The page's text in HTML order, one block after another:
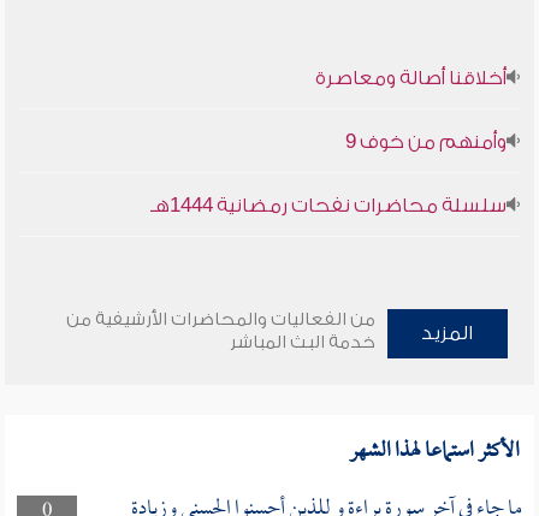
أخلاقنا أصالة ومعاصرة
وأمنهم من خوف 9
سلسلة محاضرات نفحات رمضانية 1444هـ
المزيد
من الفعاليات والمحاضرات الأرشيفية من
خدمة البث المباشر
الأكثر استماعا لهذا الشهر